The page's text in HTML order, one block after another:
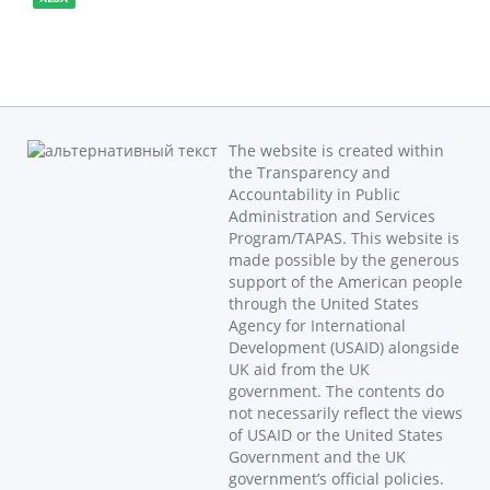
The website is created within
the Transparency and
Accountability in Public
Administration and Services
Program/TAPAS. This website is
made possible by the generous
support of the American people
through the United States
Agency for International
Development (USAID) alongside
UK aid from the UK
government. The contents do
not necessarily reflect the views
of USAID or the United States
Government and the UK
government’s official policies.